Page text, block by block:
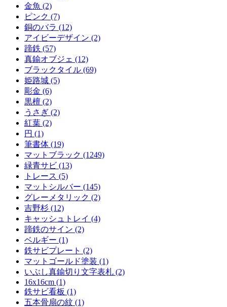
金魚 (2)
ピンク (7)
銅のバラ (12)
アイビーデザイン (2)
蹄鉄 (57)
真鍮オブジェ (12)
ブラックタイル (69)
姫路城 (5)
彫金 (6)
黒檀 (2)
うさぎ (2)
紅葉 (2)
円 (1)
筆書体 (19)
マットブラック (1249)
緑青サビ (13)
トレース (5)
マットシルバー (145)
グレーメタリック (2)
吉野杉 (12)
キャッシュトレイ (4)
蹄鉄のサイン (2)
ベルギー (1)
鉄サビプレート (2)
マットゴールド塗装 (1)
いぶし真鍮切り文字表札 (2)
16x16cm (1)
鉄サビ看板 (1)
五本骨扇の紋 (1)